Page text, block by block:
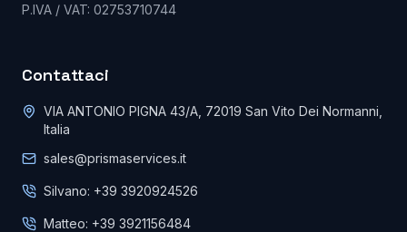
P.IVA / VAT: 02753710744
Contattaci
VIA ANTONIO PIGNA 43/A, 72019 San Vito Dei Normanni,
Italia
sales@prismaservices.it
Silvano: +39 3920924526
Matteo: +39 3921156484